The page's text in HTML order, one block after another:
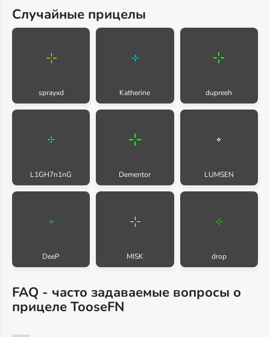
Случайные прицелы
sprayxd Katherine dupreeh
L1GH7n1nG Dementor LUMSEN
DeeP MISK drop
FAQ - часто задаваемые вопросы о
прицеле TooseFN